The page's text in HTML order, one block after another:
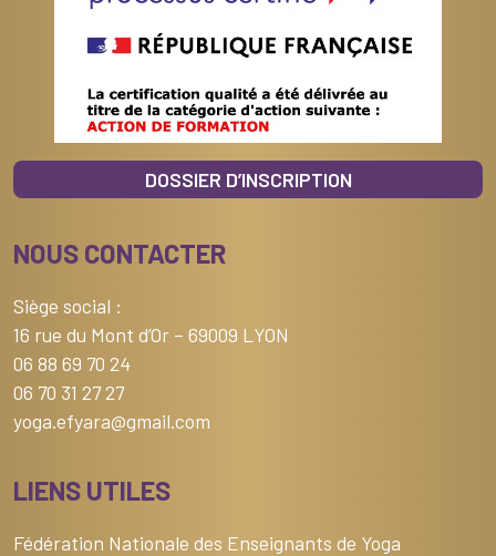
DOSSIER D’INSCRIPTION
NOUS CONTACTER
Siège social :
16 rue du Mont d’Or – 69009 LYON
06 88 69 70 24
06 70 31 27 27
yoga.efyara@gmail.com
LIENS UTILES
Fédération Nationale des Enseignants de Yoga